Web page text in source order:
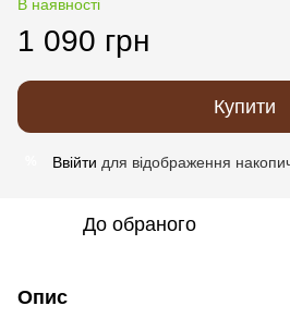
В наявності
1 090 грн
Купити
Ввійти для відображення
До обраного
Опис